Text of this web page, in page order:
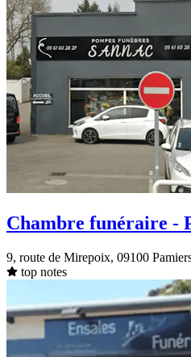
Chambre funéraire -
9, route de Mirepoix, 09100
top notes